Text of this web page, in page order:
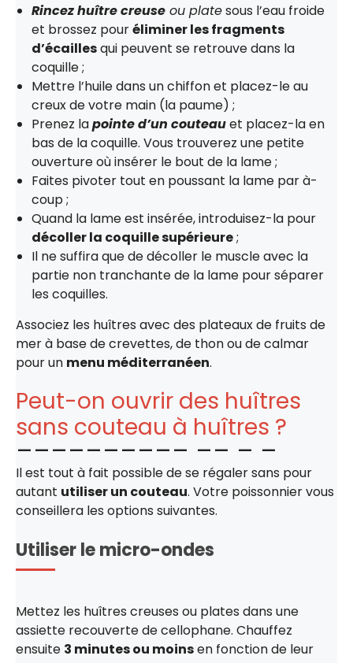
Rincez huître creuse ou platesous l’eau froide
et brossez pouréliminer les fragments
d’écaillesqui peuvent se retrouve dans la
coquille ;
Mettre l’huile dans un chiffon et placez-le au
creux de votre main (la paume) ;
Prenez lapointe d’un couteauet placez-la en
bas de la coquille. Vous trouverez une petite
ouverture où insérer le bout de la lame ;
Faites pivoter tout en poussant la lame par à-
coup ;
Quand la lame est insérée, introduisez-la pour
décoller la coquille supérieure;
Il ne suffira que de décoller le muscle avec la
partie non tranchante de la lame pour séparer
les coquilles.
Associez les huîtres avec des plateaux de fruits de
mer à base de crevettes, de thon ou de calmar
pour un menu méditerranéen.
Peut-on ouvrir des huîtres
sans couteau à huîtres ?
Il est tout à fait possible de se régaler sans pour
autant utiliser un couteau. Votre poissonnier vous
conseillera les options suivantes.
Utiliser le micro-ondes
Mettez les huîtres creuses ou plates dans une
assiette recouverte de cellophane. Chauffez
ensuite 3 minutes ou moinsen fonction de leur